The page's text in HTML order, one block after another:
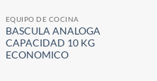
EQUIPO DE COCINA
BASCULA ANALOGA
CAPACIDAD 10 KG
ECONOMICO